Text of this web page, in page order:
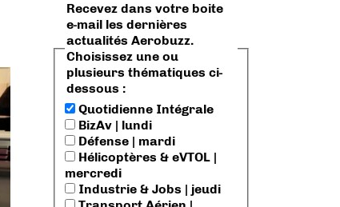
Recevez dans votre boite
e-mail les dernières
actualités Aerobuzz.
Choisissez une ou
plusieurs thématiques ci-
dessous :
Quotidienne Intégrale
BizAv | lundi
Défense | mardi
Hélicoptères & eVTOL |
mercredi
Industrie & Jobs | jeudi